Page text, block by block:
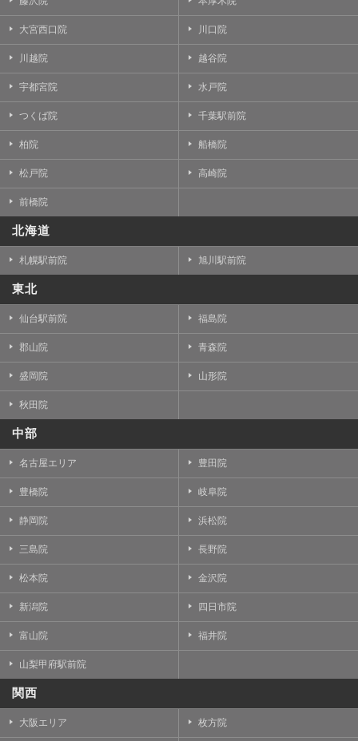
大宮西口院 川口院
川越院 越谷院
宇都宮院 水戸院
つくば院 千葉駅前院
柏院 船橋院
松戸院 高崎院
前橋院
北海道
札幌駅前院 旭川駅前院
東北
仙台駅前院 福島院
郡山院 青森院
盛岡院 山形院
秋田院
中部
名古屋エリア 豊田院
豊橋院 岐阜院
静岡院 浜松院
三島院 長野院
松本院 金沢院
新潟院 四日市院
富山院 福井院
山梨甲府駅前院
関西
大阪エリア 枚方院